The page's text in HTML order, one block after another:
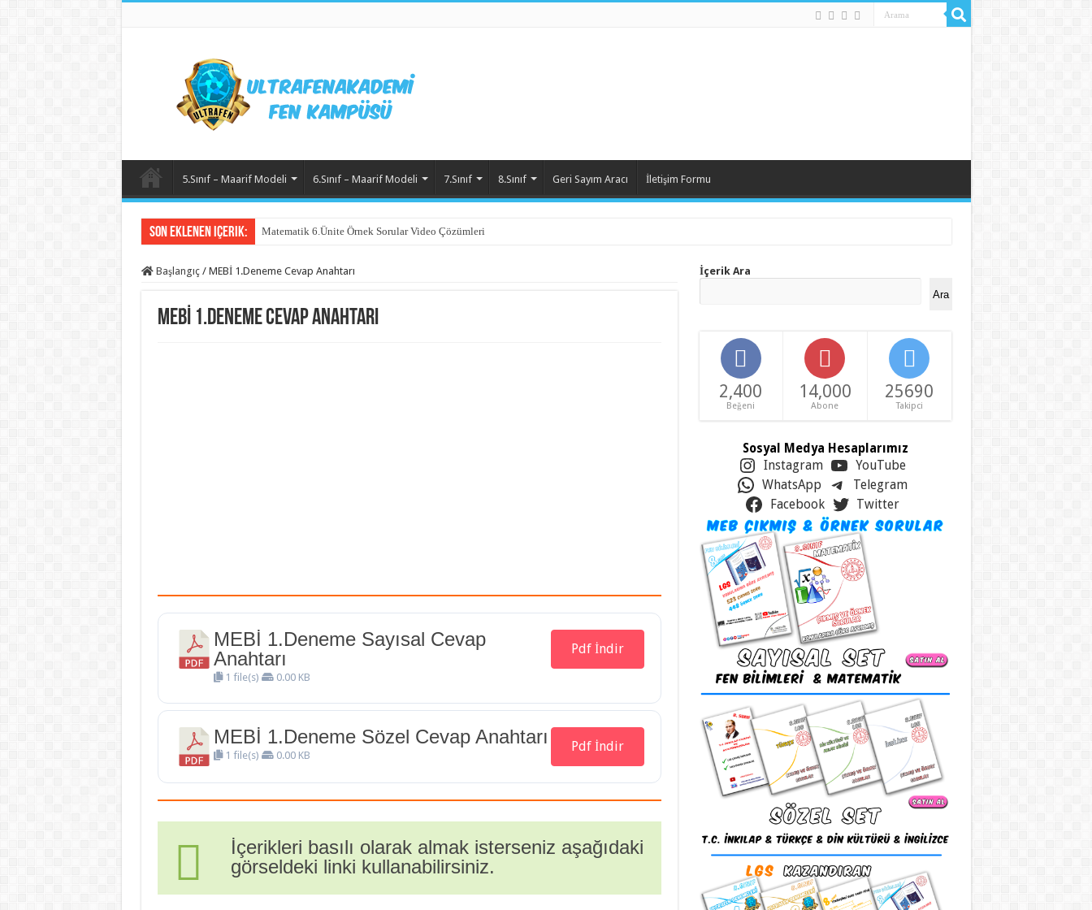
5.Sınıf – Maarif Modeli 6.Sınıf – Maarif Modeli 7.Sınıf 8.Sınıf Geri Sayım Aracı İletişim Formu
Son Eklenen içerik: Matematik 6.Ünite Örnek Sorular Video Çözümleri
Başlangıç / MEBİ 1.Deneme Cevap Anahtarı
MEBİ 1.Deneme Cevap Anahtarı
MEBİ 1.Deneme Sayısal Cevap
Anahtarı
1 file(s) 0.00 KB
Pdf İndir
MEBİ 1.Deneme Sözel Cevap Anahtarı
1 file(s) 0.00 KB
Pdf İndir
İçerikleri basılı olarak almak isterseniz aşağıdaki
görseldeki linki kullanabilirsiniz.
İçerik Ara
Ara
2,400
Beğeni
14,000
Abone
25690
Takipci
Sosyal Medya Hesaplarımız
Instagram
YouTube
WhatsApp
Telegram
Facebook
Twitter